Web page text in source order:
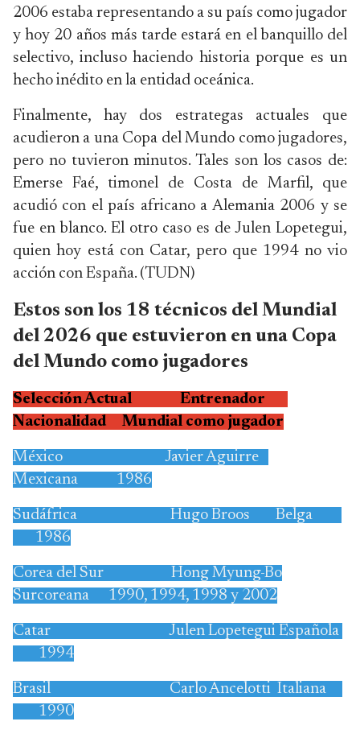
2006 estaba representando a su país como jugador
y hoy 20 años más tarde estará en el banquillo del
selectivo, incluso haciendo historia porque es un
hecho inédito en la entidad oceánica.
Finalmente, hay dos estrategas actuales que
acudieron a una Copa del Mundo como jugadores,
pero no tuvieron minutos. Tales son los casos de:
Emerse Faé, timonel de Costa de Marfil, que
acudió con el país africano a Alemania 2006 y se
fue en blanco. El otro caso es de Julen Lopetegui,
quien hoy está con Catar, pero que 1994 no vio
acción con España. (TUDN)
Estos son los 18 técnicos del Mundial
del 2026 que estuvieron en una Copa
del Mundo como jugadores
Selección Actual Entrenador
Nacionalidad Mundial como jugador
México Javier Aguirre
Mexicana 1986
Sudáfrica Hugo Broos Belga
1986
Corea del Sur Hong Myung-Bo
Surcoreana 1990, 1994, 1998 y 2002
Catar Julen Lopetegui Española
1994
Brasil Carlo Ancelotti Italiana
1990